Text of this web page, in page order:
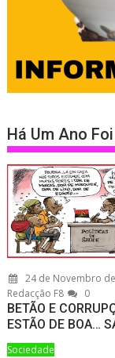
Há Um Ano
24 de Novembro
Redacção F8
0
BETÃO E
ESTÃO DE BOA…
Sociedade